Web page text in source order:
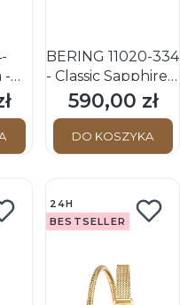
-
BERING 11020-334
- Classic Sapphire -
Damski - Zegarek
kwarcowy
Cena
590,00 zł
DO KOSZYKA
24H
BESTSELLER